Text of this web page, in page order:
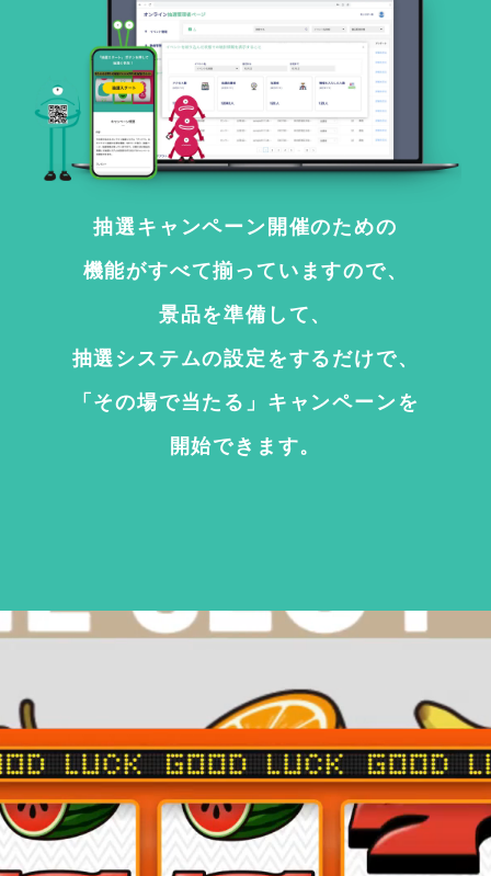
抽選キャンペーン開催のための
機能がすべて揃っていますので、
景品を準備して、
抽選システムの設定をするだけで、
「その場で当たる」キャンペーンを
開始できます。